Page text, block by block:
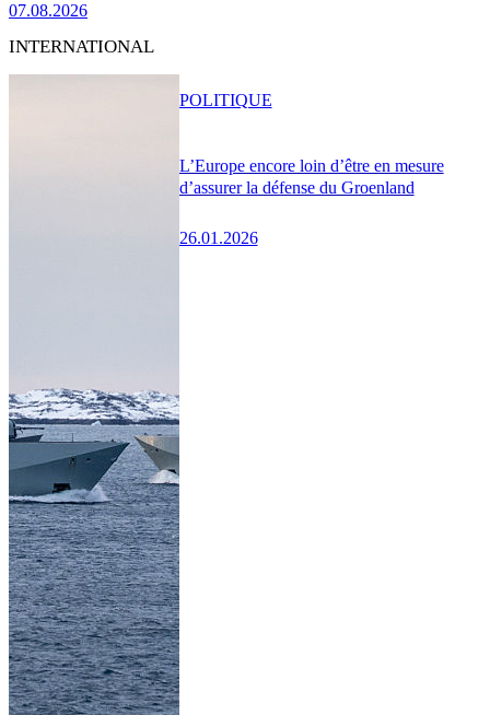
07.08.2026
INTERNATIONAL
L’Europe encore loin d’être en mesure
d’assurer la défense du Groenland
26.01.2026
POLITIQUE